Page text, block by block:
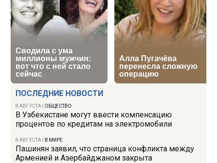
ПОСЛЕДНИЕ НОВОСТИ
8 АВГУСТА ОБЩЕСТВО
В Узбекистане могут ввести компенсацию
процентов по кредитам на электромобили
8 АВГУСТА В МИРЕ
Пашинян заявил, что страница конфликта между
Арменией и Азербайджаном закрыта